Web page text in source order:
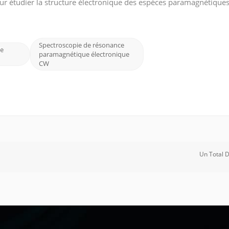
étudier la structure électronique des espèces
Spectroscopie de résonance
paramagnétique électronique
CW
Un Total